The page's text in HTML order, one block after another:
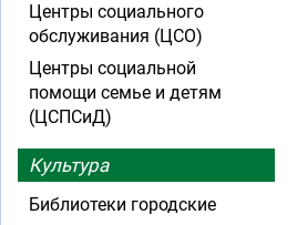
Центры социального
обслуживания (ЦСО)
Центры социальной
помощи семье и детям
(ЦСПСиД)
Культура
Библиотеки городские